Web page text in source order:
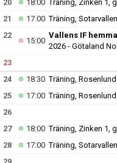
20
18:00Träning, Zinken 1,
21
17:00Träning, Sotarvallen
22
15:00
Vallens IF
2026 - Götaland
23
24 18:30Träning,
25
17:00Träning,
26
27
18:00Träning, Zinken 1,
28
17:00Träning, Sotarvallen